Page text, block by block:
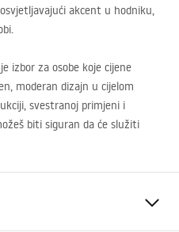
akcent u hodniku,
izbor za osobe koje cijene
moderan dizajn u cijelom
svestranoj primjeni i
biti siguran da će služiti